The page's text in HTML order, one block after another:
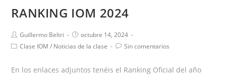
RANKING IOM 2024
Guillermo Beltri
octubre 14, 2024
Clase IOM / Noticias de la clase Sin comentarios
En los enlaces adjuntos tenéis el Ranking Oficial del año